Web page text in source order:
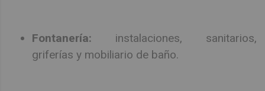
Fontanería: instalaciones, sanitarios,
griferías y mobiliario de baño.